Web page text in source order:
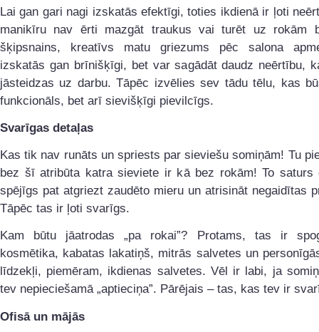
Lai gan gari nagi izskatās efektīgi, toties ikdienā ir ļoti
manikīru nav ērti mazgāt traukus vai turēt uz rokām
šķipsnains, kreatīvs matu griezums pēc salona
izskatās gan brīnišķīgi, bet var sagādāt daudz neērtību,
jāsteidzas uz darbu. Tāpēc izvēlies sev tādu tēlu, kas
funkcionāls, bet arī sievišķīgi pievilcīgs.
Svarīgas detaļas
Kas tik nav runāts un spriests par sieviešu somiņām! Tu
bez šī atribūta katra sieviete ir kā bez rokām! To saturs
spējīgs pat atgriezt zaudēto mieru un atrisināt negaidītas
Tāpēc tas ir ļoti svarīgs.
Kam būtu jāatrodas „pa rokai”? Protams, tas ir
kosmētika, kabatas lakatiņš, mitrās salvetes un
līdzekļi, piemēram, ikdienas salvetes. Vēl ir labi, ja
tev nepieciešamā „aptieciņa”. Pārējais – tas, kas tev ir
Ofisā un mājās